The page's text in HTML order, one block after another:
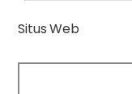
Situs Web